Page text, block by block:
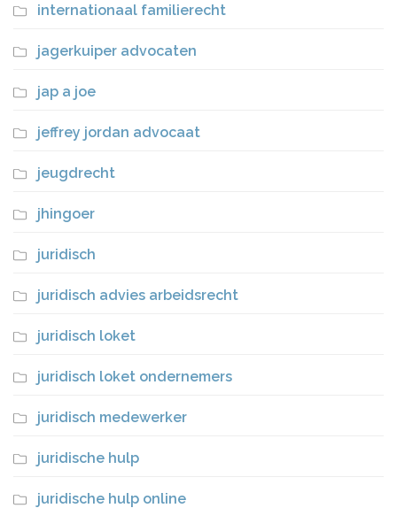
internationaal familierecht
jagerkuiper advocaten
jap a joe
jeffrey jordan advocaat
jeugdrecht
jhingoer
juridisch
juridisch advies arbeidsrecht
juridisch loket
juridisch loket ondernemers
juridisch medewerker
juridische hulp
juridische hulp online